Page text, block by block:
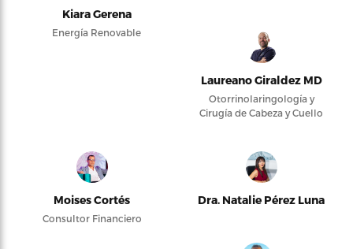
Kiara Gerena
Energía Renovable
Laureano Giraldez MD
Otorrinolaringología y
Cirugía de Cabeza y Cuello
Moises Cortés
Consultor Financiero
Dra. Natalie Pérez Luna